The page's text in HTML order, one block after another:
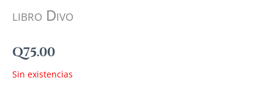
libro Divo
Q75.00
Sin existencias